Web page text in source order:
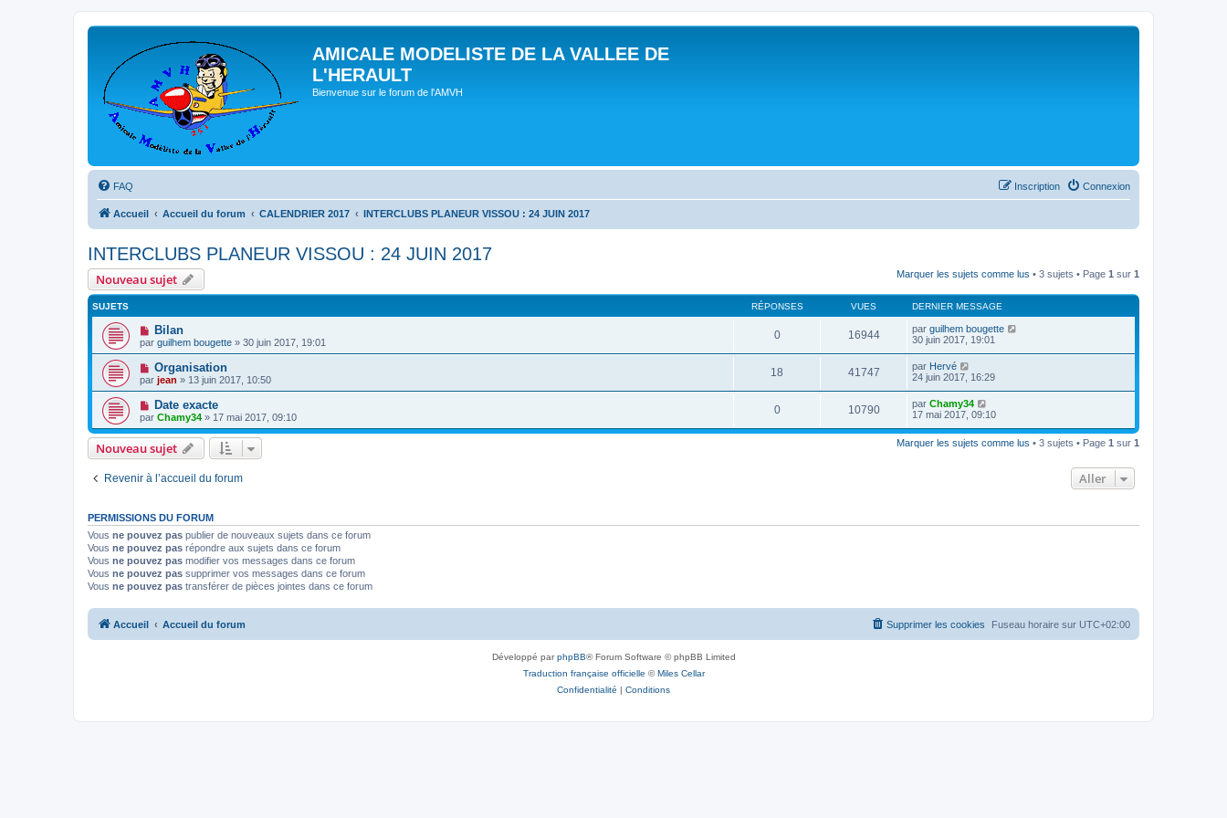
AMICALE MODELISTE DE LA VALLEE DE
L'HERAULT
Bienvenue sur le forum de l'AMVH
FAQ Connexion
Inscription
Accueil Accueil du forum CALENDRIER 2017 INTERCLUBS PLANEUR VISSOU : 24 JUIN 2017
INTERCLUBS PLANEUR VISSOU : 24 JUIN 2017
Nouveau sujet Marquer les sujets comme lus • 3 sujets • Page 1 sur 1
SUJETS RÉPONSES VUES DERNIER MESSAGE
Bilan
par guilhem bougette » 30 juin 2017, 19:01
0 16944 par guilhem bougette
30 juin 2017, 19:01
Organisation
par jean » 13 juin 2017, 10:50
18 41747 par Hervé
24 juin 2017, 16:29
Date exacte
par Chamy34 » 17 mai 2017, 09:10
0 10790 par Chamy34
17 mai 2017, 09:10
Nouveau sujet Marquer les sujets comme lus • 3 sujets • Page 1 sur 1
Revenir à l’accueil du forum Aller
PERMISSIONS DU FORUM
Vous ne pouvez pas publier de nouveaux sujets dans ce forum
Vous ne pouvez pas répondre aux sujets dans ce forum
Vous ne pouvez pas modifier vos messages dans ce forum
Vous ne pouvez pas supprimer vos messages dans ce forum
Vous ne pouvez pas transférer de pièces jointes dans ce forum
Accueil Accueil du forum Fuseau horaire sur UTC+02:00
Supprimer les cookies
Développé parphpBB® Forum Software © phpBB Limited
Traduction française officielle ©Miles Cellar
Confidentialité | Conditions